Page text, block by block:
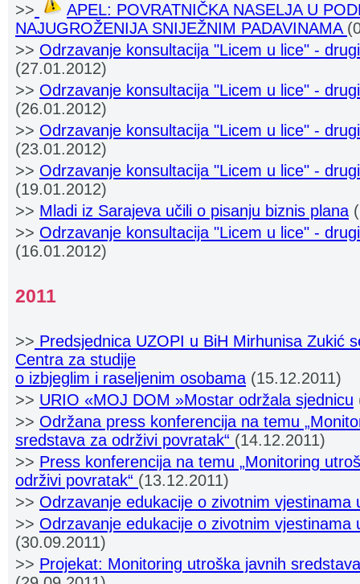
>>
APEL: POVRATNIČKA NASELJA U
NAJUGROŽENIJA SNIJEŽNIM PADAVINAMA
>> Odrzavanje konsultacija "Licem u lice" -
(27.01.2012)
>> Odrzavanje konsultacija "Licem u lice" -
(26.01.2012)
>> Odrzavanje konsultacija "Licem u lice" -
(23.01.2012)
>> Odrzavanje konsultacija "Licem u lice" -
(19.01.2012)
>> Mladi iz Sarajeva učili o pisanju biznis plana
>> Odrzavanje konsultacija "Licem u lice" -
(16.01.2012)
2011
>> Predsjednica UZOPI u BiH Mirhunisa Zukić
Centra za studije
o izbjeglim i raseljenim osobama (15.12.2011)
>> URIO «MOJ DOM »Mostar održala sjednicu
>> Održana press konferencija na temu
sredstava za održivi povratak“ (14.12.2011)
>> Press konferencija na temu „Monitoring
održivi povratak“ (13.12.2011)
>> Odrzavanje edukacije o zivotnim vjestinama
>> Odrzavanje edukacije o zivotnim vjestinama
(30.09.2011)
>> Projekat: Monitoring utroška javnih